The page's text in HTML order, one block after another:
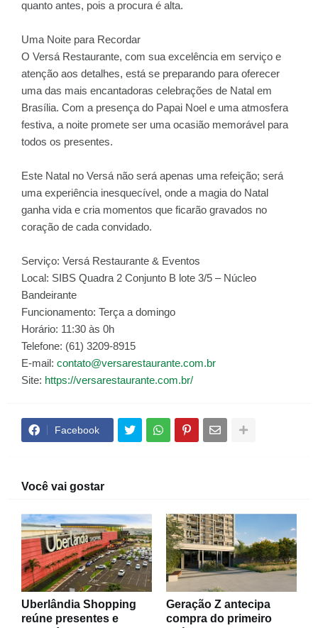
quanto antes, pois a procura é alta.
Uma Noite para Recordar
O Versá Restaurante, com sua excelência em serviço e
atenção aos detalhes, está se preparando para oferecer
uma das mais encantadoras celebrações de Natal em
Brasília. Com a presença do Papai Noel e uma atmosfera
festiva, a noite promete ser uma ocasião memorável para
todos os presentes.
Este Natal no Versá não será apenas uma refeição; será
uma experiência inesquecível, onde a magia do Natal
ganha vida e cria momentos que ficarão gravados no
coração de cada convidado.
Serviço: Versá Restaurante & Eventos
Local: SIBS Quadra 2 Conjunto B lote 3/5 – Núcleo
Bandeirante
Funcionamento: Terça a domingo
Horário: 11:30 às 0h
Telefone: (61) 3209-8915
E-mail: contato@versarestaurante.com.br
Site: https://versarestaurante.com.br/
Facebook
Você vai gostar
Uberlândia Shopping
reúne presentes e
Geração Z antecipa
compra do primeiro